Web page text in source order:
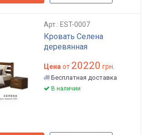
Арт.: EST-0007
Кровать Селена
деревянная
Цена от 20220 грн.
Бесплатная доставка
В наличии